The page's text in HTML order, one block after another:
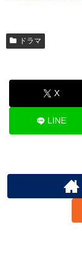
ドラマ
X
LINE